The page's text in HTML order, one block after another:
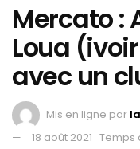
Mercato :
Loua
avec un
Mis en ligne par
18 août 2021 Temps